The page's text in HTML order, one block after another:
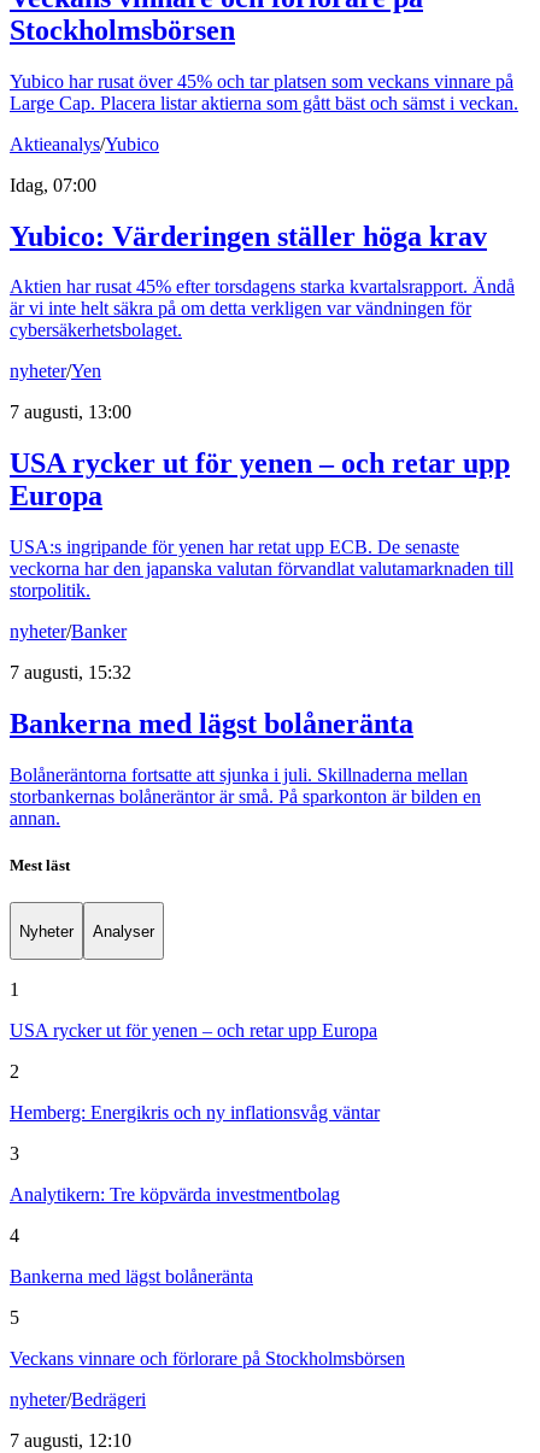
Stockholmsbörsen
Yubico har rusat över 45% och tar platsen som veckans vinnare på
Large Cap. Placera listar aktierna som gått bäst och sämst i veckan.
Aktieanalys/Yubico
Idag, 07:00
Yubico: Värderingen ställer höga krav
Aktien har rusat 45% efter torsdagens starka kvartalsrapport. Ändå
är vi inte helt säkra på om detta verkligen var vändningen för
cybersäkerhetsbolaget.
nyheter/Yen
7 augusti, 13:00
USA rycker ut för yenen – och retar upp
Europa
USA:s ingripande för yenen har retat upp ECB. De senaste
veckorna har den japanska valutan förvandlat valutamarknaden till
storpolitik.
nyheter/Banker
7 augusti, 15:32
Bankerna med lägst bolåneränta
Bolåneräntorna fortsatte att sjunka i juli. Skillnaderna mellan
storbankernas bolåneräntor är små. På sparkonton är bilden en
annan.
Mest läst
Nyheter Analyser
1
USA rycker ut för yenen – och retar upp Europa
2
Hemberg: Energikris och ny inflationsvåg väntar
3
Analytikern: Tre köpvärda investmentbolag
4
Bankerna med lägst bolåneränta
5
Veckans vinnare och förlorare på Stockholmsbörsen
nyheter/Bedrägeri
7 augusti, 12:10